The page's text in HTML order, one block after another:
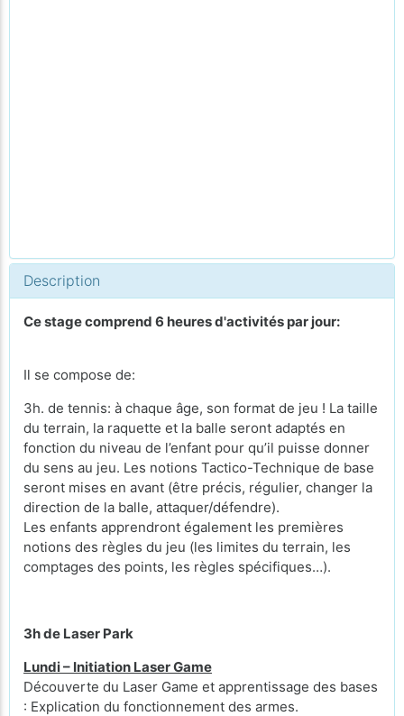
Description
Ce stage comprend 6 heures d'activités par jour:
Il se compose de:
3h. de tennis: à chaque âge, son format de jeu ! La taille
du terrain, la raquette et la balle seront adaptés en
fonction du niveau de l’enfant pour qu’il puisse donner
du sens au jeu. Les notions Tactico-Technique de base
seront mises en avant (être précis, régulier, changer la
direction de la balle, attaquer/défendre).
Les enfants apprendront également les premières
notions des règles du jeu (les limites du terrain, les
comptages des points, les règles spécifiques…).
3h de Laser Park
Lundi – Initiation Laser Game
Découverte du Laser Game et apprentissage des bases
: Explication du fonctionnement des armes.